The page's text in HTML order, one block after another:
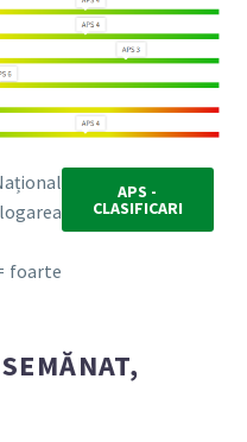
foarte
APS -
CLASIFICARI